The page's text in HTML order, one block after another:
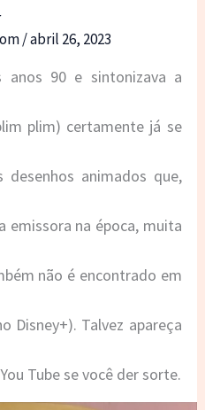
/abril 26, 2023
anos 90 e sintonizava a
plim) certamente já se
animados que,
emissora na época, muita
não é encontrado em
Disney+). Talvez apareça
Tube se você der sorte.